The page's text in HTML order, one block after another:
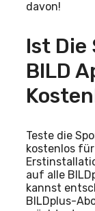
davon!
Ist Die
BILD
Teste die
kostenlos
auf alle
kannst
BILDplus-